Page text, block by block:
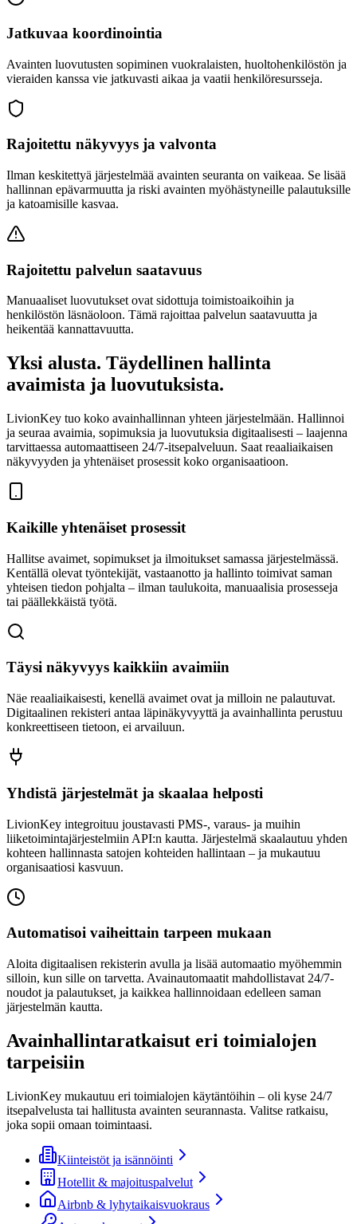
Jatkuvaa koordinointia
Avainten luovutusten sopiminen vuokralaisten, huoltohenkilöstön ja
vieraiden kanssa vie jatkuvasti aikaa ja vaatii henkilöresursseja.
Rajoitettu näkyvyys ja valvonta
Ilman keskitettyä järjestelmää avainten seuranta on vaikeaa. Se lisää
hallinnan epävarmuutta ja riski avainten myöhästyneille palautuksille
ja katoamisille kasvaa.
Rajoitettu palvelun saatavuus
Manuaaliset luovutukset ovat sidottuja toimistoaikoihin ja
henkilöstön läsnäoloon. Tämä rajoittaa palvelun saatavuutta ja
heikentää kannattavuutta.
Yksi alusta. Täydellinen hallinta
avaimista ja luovutuksista.
LivionKey tuo koko avainhallinnan yhteen järjestelmään. Hallinnoi
ja seuraa avaimia, sopimuksia ja luovutuksia digitaalisesti – laajenna
tarvittaessa automaattiseen 24/7-itsepalveluun. Saat reaaliaikaisen
näkyvyyden ja yhtenäiset prosessit koko organisaatioon.
Kaikille yhtenäiset prosessit
Hallitse avaimet, sopimukset ja ilmoitukset samassa järjestelmässä.
Kentällä olevat työntekijät, vastaanotto ja hallinto toimivat saman
yhteisen tiedon pohjalta – ilman taulukoita, manuaalisia prosesseja
tai päällekkäistä työtä.
Täysi näkyvyys kaikkiin avaimiin
Näe reaaliaikaisesti, kenellä avaimet ovat ja milloin ne palautuvat.
Digitaalinen rekisteri antaa läpinäkyvyyttä ja avainhallinta perustuu
konkreettiseen tietoon, ei arvailuun.
Yhdistä järjestelmät ja skaalaa helposti
LivionKey integroituu joustavasti PMS-, varaus- ja muihin
liiketoimintajärjestelmiin API:n kautta. Järjestelmä skaalautuu yhden
kohteen hallinnasta satojen kohteiden hallintaan – ja mukautuu
organisaatiosi kasvuun.
Automatisoi vaiheittain tarpeen mukaan
Aloita digitaalisen rekisterin avulla ja lisää automaatio myöhemmin
silloin, kun sille on tarvetta. Avainautomaatit mahdollistavat 24/7-
noudot ja palautukset, ja kaikkea hallinnoidaan edelleen saman
järjestelmän kautta.
Avainhallintaratkaisut eri toimialojen
tarpeisiin
LivionKey mukautuu eri toimialojen käytäntöihin – oli kyse 24/7
itsepalvelusta tai hallitusta avainten seurannasta. Valitse ratkaisu,
joka sopii omaan toimintaasi.
Kiinteistöt ja isännöinti
Hotellit & majoituspalvelut
Airbnb & lyhytaikaisvuokraus